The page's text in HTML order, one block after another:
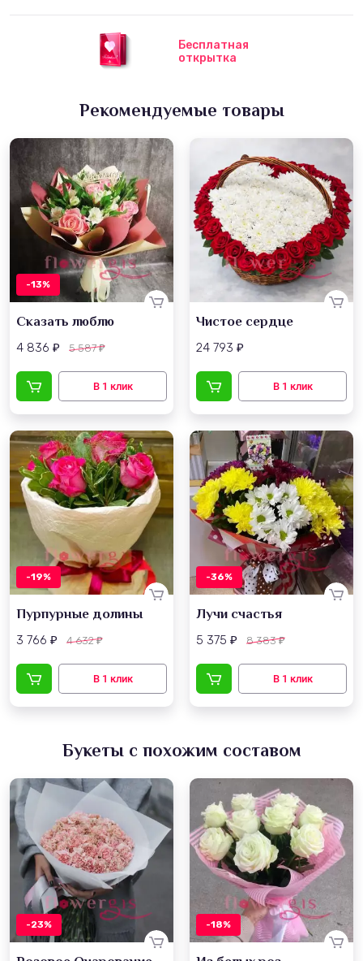
Бесплатная
открытка
Рекомендуемые товары
-13%
Сказать люблю
4 836 ₽ 5 587₽
Чистое сердце
24 793 ₽
-19%
Пурпурные долины
3 766 ₽ 4 632₽
-36%
Лучи счастья
5 375 ₽ 8 383₽
Букеты с похожим составом
-23% -18%